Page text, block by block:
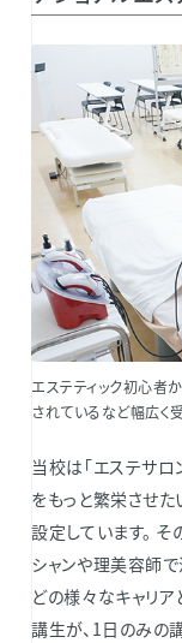
エステティック初心者
されているなど幅広く
当校は「エステサロ
をもっと繁栄させ
設定しています。
シャンや理美容師
どの様々なキャリ
講生が、1日のみの